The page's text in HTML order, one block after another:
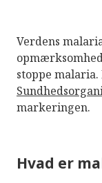
Verdens
stoppe malaria.
markeringen.
Hvad er